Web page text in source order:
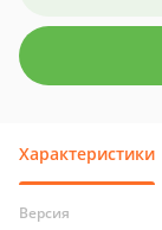
Характеристики
Версия